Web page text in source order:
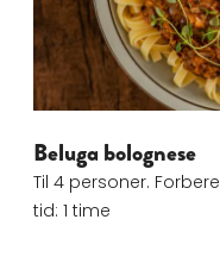
Beluga bolognese
Til 4 personer.
tid: 1 time